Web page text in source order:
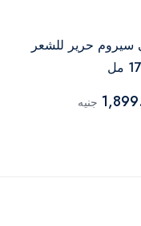
حرير للشعر
جنيه